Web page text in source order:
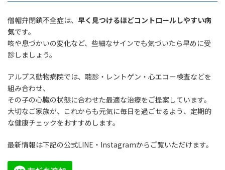
僧帽弁閉鎖不全症は、 早く見つけるほどコントロールしやすい病
気です。
咳や息づかいの変化など、些細なサインでも気づいたら早めに受
診しましょう。
アルプス動物病院では、聴診・レントゲン・心エコー検査などを
組み合わせ、
その子の心臓の状態に合わせた最適な治療をご提案しています。
大切なご家族が、これからも元気に毎日を過ごせるよう、定期的
な健康チェックをおすすめします。
最新情報は下記の公式LINE・Instagramからご覧いただけます。